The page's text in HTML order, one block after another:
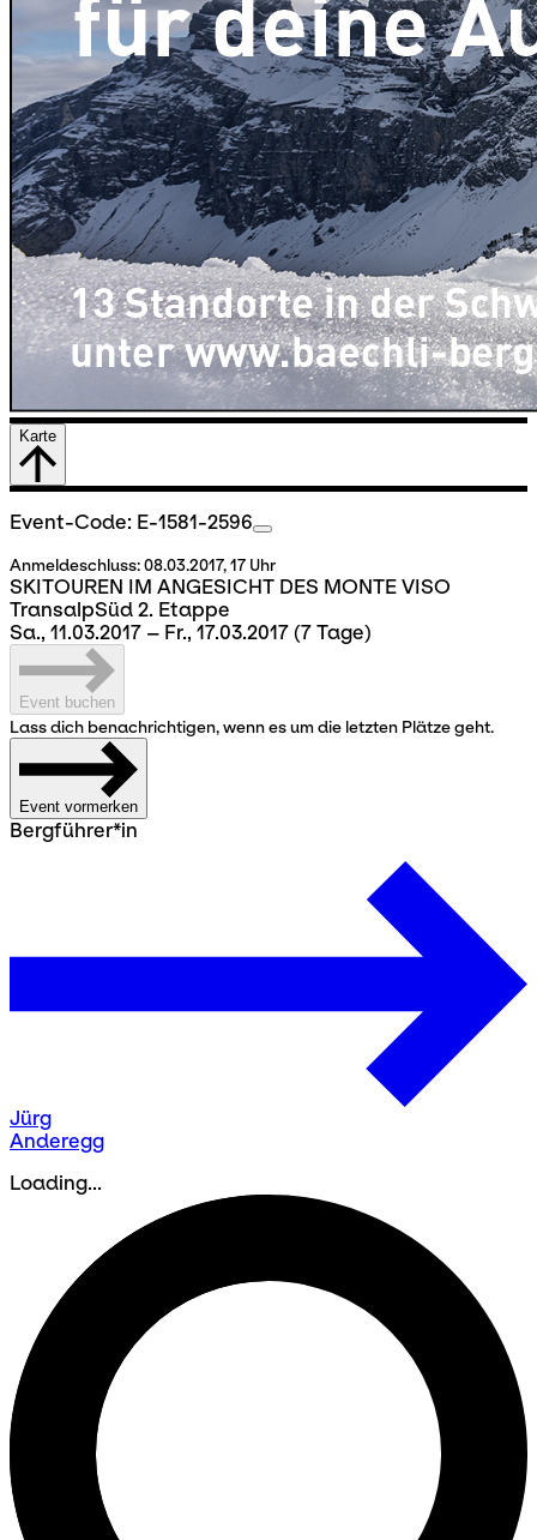
Karte
Event-Code: E-1581-2596
Anmeldeschluss:08.03.2017, 17 Uhr
SKITOUREN IM ANGESICHT DES MONTE VISO
TransalpSüd 2. Etappe
Sa., 11.03.2017 – Fr., 17.03.2017 (7 Tage)
Event buchen
Lass dich benachrichtigen, wenn es um die letzten Plätze geht.
Event vormerken
Bergführer*in
Jürg
Anderegg
Loading...